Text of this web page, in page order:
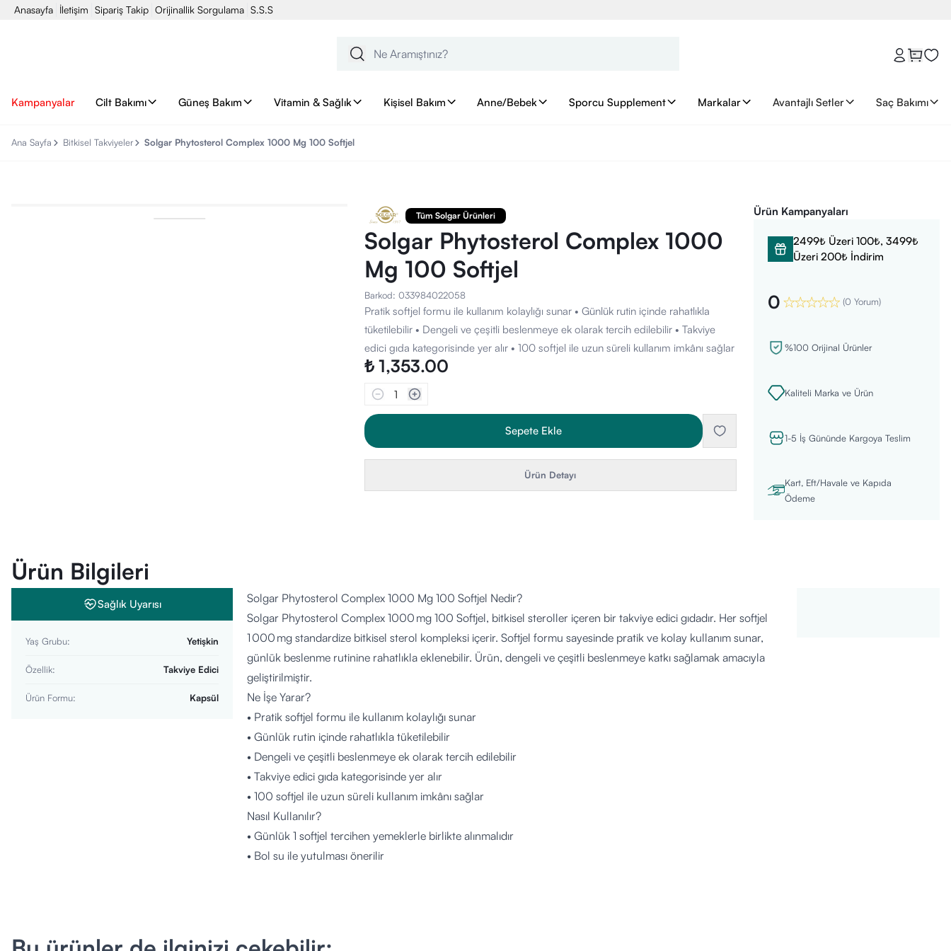
Anasayfa İletişim Sipariş Takip Orijinallik Sorgulama S.S.S
Kampanyalar Cilt Bakımı Güneş Bakım Vitamin & Sağlık Kişisel Bakım Anne/Bebek Sporcu Supplement Markalar Avantajlı Setler Saç Bakımı
Ana Sayfa Bitkisel Takviyeler Solgar Phytosterol Complex 1000 Mg 100 Softjel
Tüm Solgar Ürünleri
Solgar Phytosterol Complex 1000
Mg 100 Softjel
Barkod: 033984022058
Pratik softjel formu ile kullanım kolaylığı sunar • Günlük rutin içinde rahatlıkla
tüketilebilir • Dengeli ve çeşitli beslenmeye ek olarak tercih edilebilir • Takviye
edici gıda kategorisinde yer alır • 100 softjel ile uzun süreli kullanım imkânı sağlar
₺ 1,353.00
1
Sepete Ekle
Ürün Detayı
Ürün Kampanyaları
2499₺ Üzeri 100₺, 3499₺
Üzeri 200₺ İndirim
0 (0 Yorum)
%100 Orijinal Ürünler
Kaliteli Marka ve Ürün
1-5 İş Gününde Kargoya Teslim
Kart, Eft/Havale ve Kapıda
Ödeme
Ürün Bilgileri
Sağlık Uyarısı
Yaş Grubu: Yetişkin
Özellik: Takviye Edici
Ürün Formu: Kapsül
Solgar Phytosterol Complex 1000 Mg 100 Softjel Nedir?
Solgar Phytosterol Complex 1000 mg 100 Softjel, bitkisel steroller içeren bir takviye edici gıdadır. Her softjel
1 000 mg standardize bitkisel sterol kompleksi içerir. Softjel formu sayesinde pratik ve kolay kullanım sunar,
günlük beslenme rutinine rahatlıkla eklenebilir. Ürün, dengeli ve çeşitli beslenmeye katkı sağlamak amacıyla
geliştirilmiştir.
Ne İşe Yarar?
• Pratik softjel formu ile kullanım kolaylığı sunar
• Günlük rutin içinde rahatlıkla tüketilebilir
• Dengeli ve çeşitli beslenmeye ek olarak tercih edilebilir
• Takviye edici gıda kategorisinde yer alır
• 100 softjel ile uzun süreli kullanım imkânı sağlar
Nasıl Kullanılır?
• Günlük 1 softjel tercihen yemeklerle birlikte alınmalıdır
• Bol su ile yutulması önerilir